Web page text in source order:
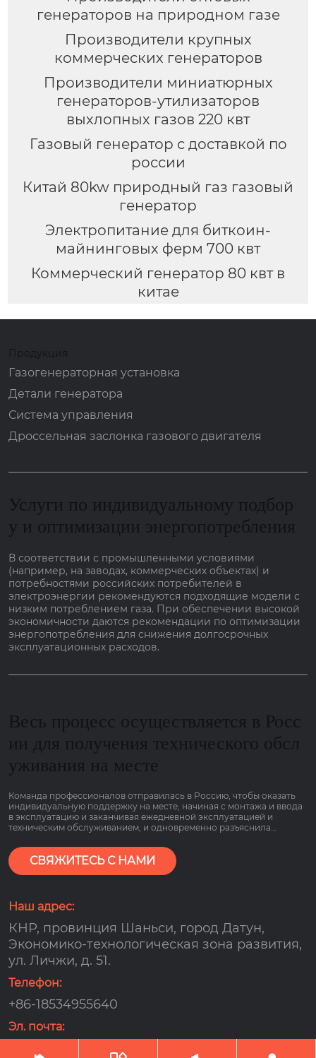
генераторов на природном газе
Производители крупных
коммерческих генераторов
Производители миниатюрных
генераторов-утилизаторов
выхлопных газов 220 квт
Газовый генератор с доставкой по
россии
Китай 80kw природный газ газовый
генератор
Электропитание для биткоин-
майнинговых ферм 700 квт
Коммерческий генератор 80 квт в
китае
Продукция
Газогенераторная установка
Детали генератора
Система управления
Дроссельная заслонка газового двигателя
Услуги по индивидуальному подбор
у и оптимизации энергопотребления
В соответствии с промышленными условиями
(например, на заводах, коммерческих объектах) и
потребностями российских потребителей в
электроэнергии рекомендуются подходящие модели с
низким потреблением газа. При обеспечении высокой
экономичности даются рекомендации по оптимизации
энергопотребления для снижения долгосрочных
эксплуатационных расходов.
Весь процесс осуществляется в Росс
ии для получения технического обсл
уживания на месте
Команда профессионалов отправилась в Россию, чтобы оказать
индивидуальную поддержку на месте, начиная с монтажа и ввода
в эксплуатацию и заканчивая ежедневной эксплуатацией и
техническим обслуживанием, и одновременно разъяснила
потреблением газа и гарантией сроком на 2 года, чтобы клиенты
могли пользоваться им болеею спокойно.
СВЯЖИТЕСЬ С НАМИ
Наш адрес:
КНР, провинция Шаньси, город Датун,
Экономико-технологическая зона развития,
ул. Личжи, д. 51.
Телефон:
+86-18534955640
Эл. почта: